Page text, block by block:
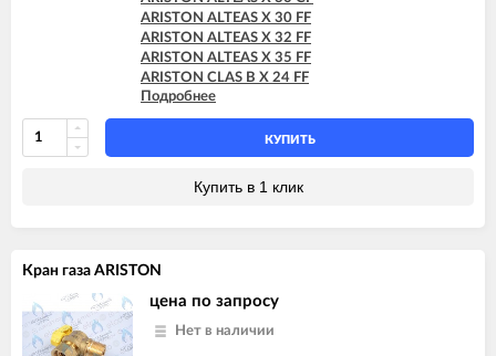
ARISTON ALTEAS X 30 FF
ARISTON ALTEAS X 32 FF
ARISTON ALTEAS X 35 FF
ARISTON CLAS B X 24 FF
ARISTON CLAS B X 28 FF
ARISTON CLAS X 24 FF
ARISTON CLAS X 28 FF
ARISTON CLAS X 35 FF
ARISTON CLAS X SYSTEM 24 FF
ARISTON GENUS X 24 CF
ARISTON GENUS X 24 FF
ARISTON GENUS X 30 FF
Подробнее
КУПИТЬ
Купить в 1 клик
Кран газа ARISTON
цена по запросу
Нет в наличии